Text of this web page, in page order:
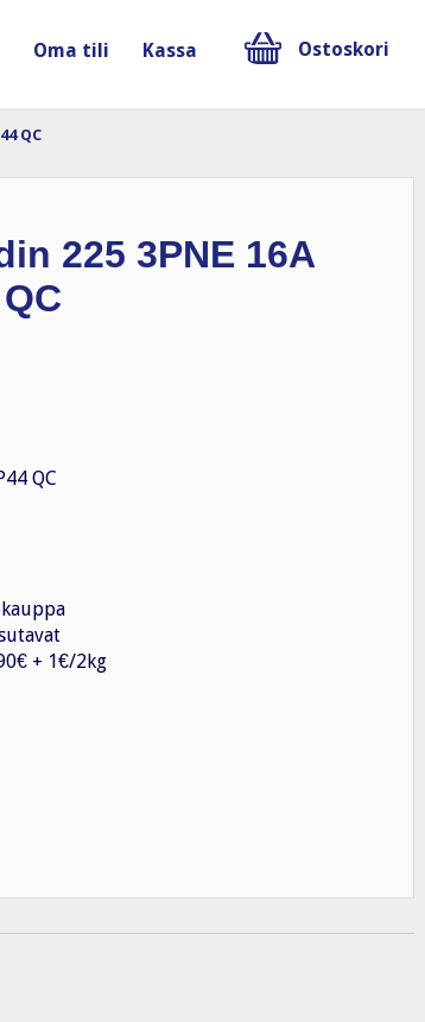
Oma tili Kassa Ostoskori
QC
225 3PNE 16A
QC
+ 1€/2kg